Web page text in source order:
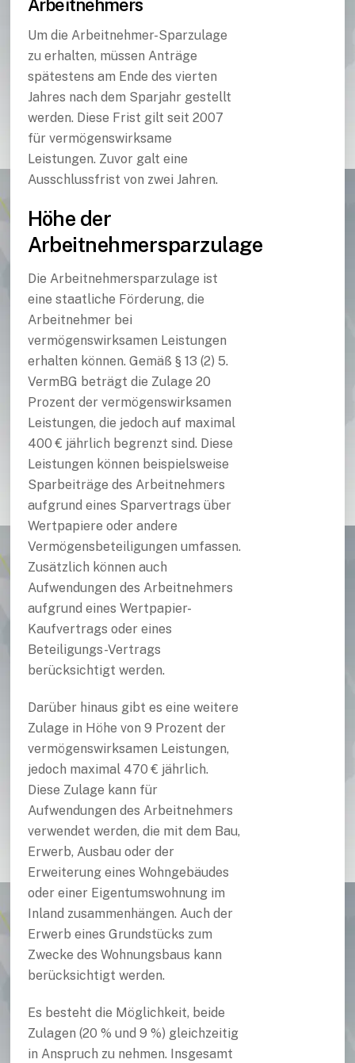
Arbeitnehmers
Um die Arbeitnehmer-Sparzulage
zu erhalten, müssen Anträge
spätestens am Ende des vierten
Jahres nach dem Sparjahr gestellt
werden. Diese Frist gilt seit 2007
für vermögenswirksame
Leistungen. Zuvor galt eine
Ausschlussfrist von zwei Jahren.
Höhe der
Arbeitnehmersparzulage
Die Arbeitnehmersparzulage ist
eine staatliche Förderung, die
Arbeitnehmer bei
vermögenswirksamen Leistungen
erhalten können. Gemäß § 13 (2) 5.
VermBG beträgt die Zulage 20
Prozent der vermögenswirksamen
Leistungen, die jedoch auf maximal
400 € jährlich begrenzt sind. Diese
Leistungen können beispielsweise
Sparbeiträge des Arbeitnehmers
aufgrund eines Sparvertrags über
Wertpapiere oder andere
Vermögensbeteiligungen umfassen.
Zusätzlich können auch
Aufwendungen des Arbeitnehmers
aufgrund eines Wertpapier-
Kaufvertrags oder eines
Beteiligungs-Vertrags
berücksichtigt werden.
Darüber hinaus gibt es eine weitere
Zulage in Höhe von 9 Prozent der
vermögenswirksamen Leistungen,
jedoch maximal 470 € jährlich.
Diese Zulage kann für
Aufwendungen des Arbeitnehmers
verwendet werden, die mit dem Bau,
Erwerb, Ausbau oder der
Erweiterung eines Wohngebäudes
oder einer Eigentumswohnung im
Inland zusammenhängen. Auch der
Erwerb eines Grundstücks zum
Zwecke des Wohnungsbaus kann
berücksichtigt werden.
Es besteht die Möglichkeit, beide
Zulagen (20 % und 9 %) gleichzeitig
in Anspruch zu nehmen. Insgesamt